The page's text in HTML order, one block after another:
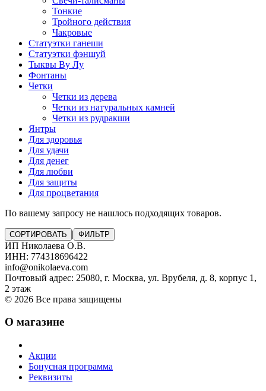
Тонкие
Тройного действия
Чакровые
Статуэтки ганеши
Статуэтки фэншуй
Тыквы Ву Лу
Фонтаны
Четки
Четки из дерева
Четки из натуральных камней
Четки из рудракши
Янтры
Для здоровья
Для удачи
Для денег
Для любви
Для защиты
Для процветания
По вашему запросу не нашлось подходящих товаров.
СОРТИРОВАТЬ | ФИЛЬТР
ИП Николаева О.В.
ИНН: 774318696422
info@onikolaeva.com
Почтовый адрес: 25080, г. Москва, ул. Врубеля, д. 8, корпус 1,
2 этаж
© 2026 Все права защищены
О магазине
Акции
Бонусная программа
Реквизиты